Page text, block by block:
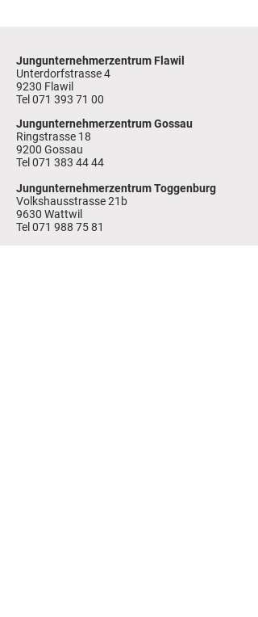
Jungunternehmerzentrum Flawil
Unterdorfstrasse 4
9230 Flawil
Tel 071 393 71 00
Jungunternehmerzentrum Gossau
Ringstrasse 18
9200 Gossau
Tel 071 383 44 44
Jungunternehmerzentrum Toggenburg
Volkshausstrasse 21b
9630 Wattwil
Tel 071 988 75 81